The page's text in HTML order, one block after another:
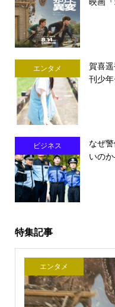
映画
エンタメ
賀喜
刊少
ビジネス
なぜ
いの
特集記事
エンタメ